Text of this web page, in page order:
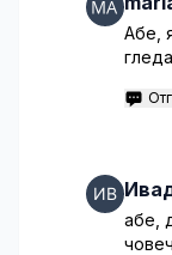
Абе,
абе,